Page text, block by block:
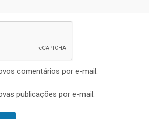
comentários por e-mail.
publicações por e-mail.